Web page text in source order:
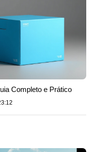
Completo e Prático